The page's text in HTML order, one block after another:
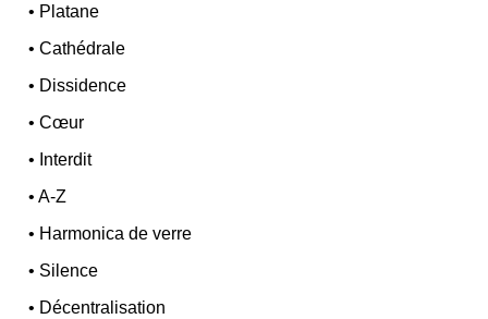
• Platane
•Cathédrale
• Dissidence
•Cœur
• Interdit
•A-Z
• Harmonica de verre
• Silence
• Décentralisation